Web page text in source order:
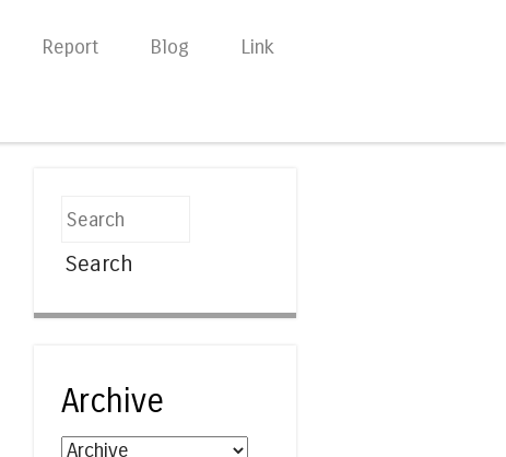
Report Blog Link
Search
Archive